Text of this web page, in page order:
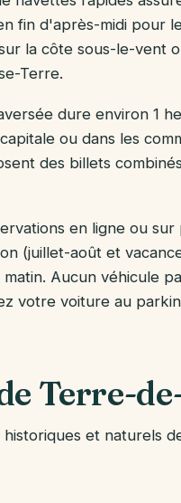
fin d'après-midi pour
la côte sous-le-vent
Terre.
dure environ 1
ou dans les
des billets
en ligne ou sur
(juillet-août et
Aucun véhicule
votre voiture au
Terre-
et naturels